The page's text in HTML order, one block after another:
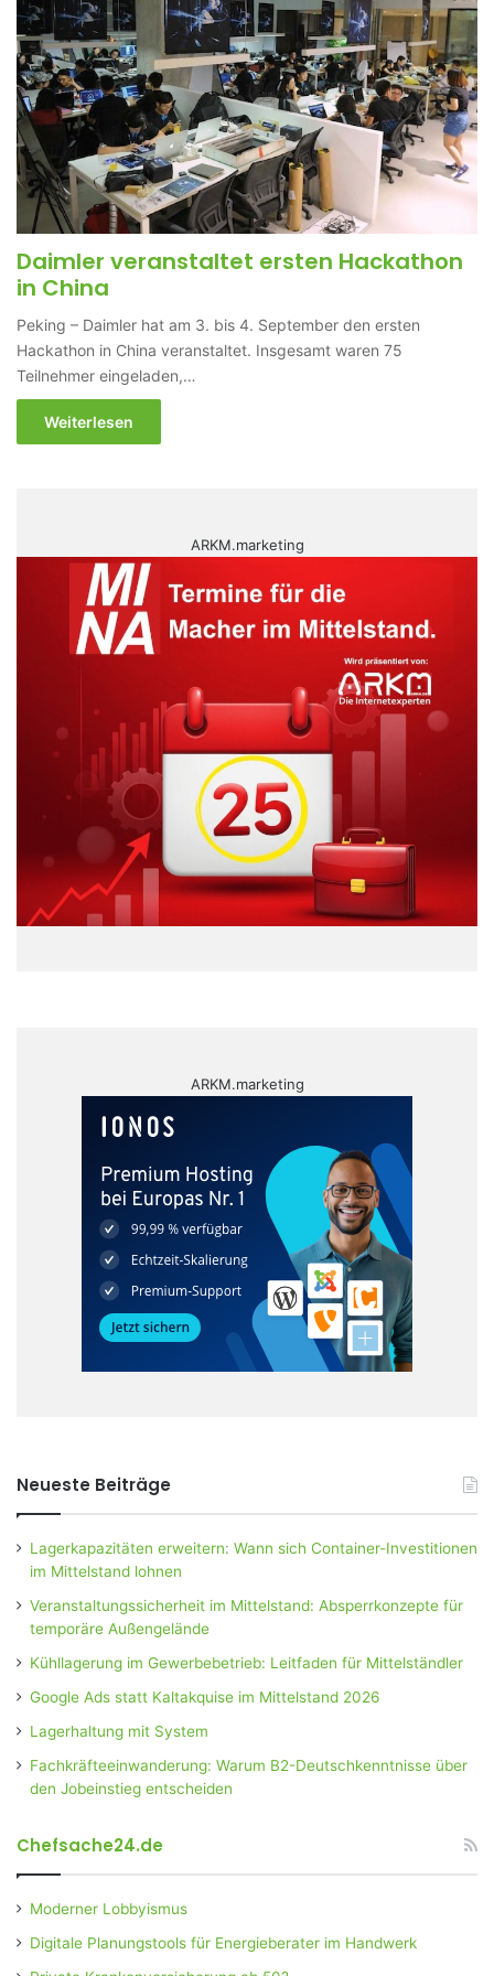
Daimler veranstaltet ersten Hackathon
in China
Peking – Daimler hat am 3. bis 4. September den ersten
Hackathon in China veranstaltet. Insgesamt waren 75
Teilnehmer eingeladen,…
Weiterlesen
ARKM.marketing
ARKM.marketing
Neueste Beiträge
Lagerkapazitäten erweitern: Wann sich Container-Investitionen
im Mittelstand lohnen
Veranstaltungssicherheit im Mittelstand: Absperrkonzepte für
temporäre Außengelände
Kühllagerung im Gewerbebetrieb: Leitfaden für Mittelständler
Google Ads statt Kaltakquise im Mittelstand 2026
Lagerhaltung mit System
Fachkräfteeinwanderung: Warum B2-Deutschkenntnisse über
den Jobeinstieg entscheiden
Chefsache24.de
Moderner Lobbyismus
Digitale Planungstools für Energieberater im Handwerk